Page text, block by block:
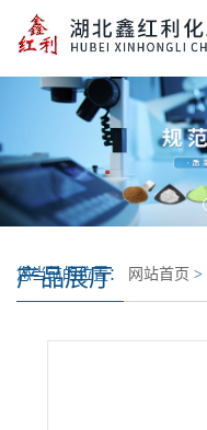
产品展厅
您当前的位置： 网站首页 >